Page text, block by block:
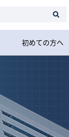
初めての方へ